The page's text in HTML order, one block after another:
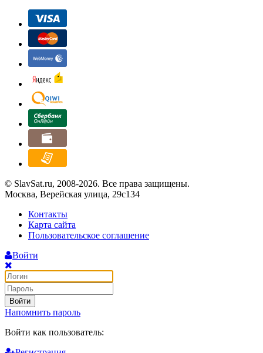
© SlavSat.ru, 2008-2026. Все права защищены.
Москва, Верейская улица, 29с134
Контакты
Карта сайта
Пользовательское соглашение
Войти
Войти
Напомнить пароль
Войти как пользователь: